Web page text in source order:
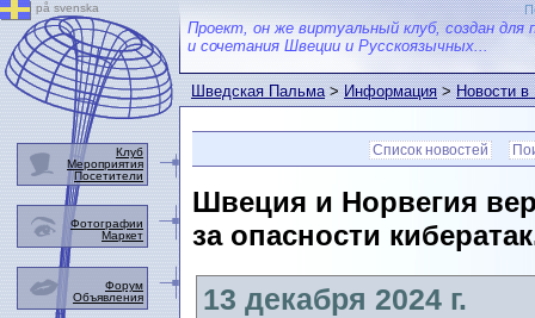
Проект, он же виртуальный клуб, создан для
и сочетания Швеции и Русскоязычных...
Шведская Пальма>Информация>Новости
Список новостей
Швеция и Норвегия
за опасности
13 декабря 2024 г.
på svenska
Клуб
Мероприятия
Посетители
Фотографии
Маркет
Форум
Объявления